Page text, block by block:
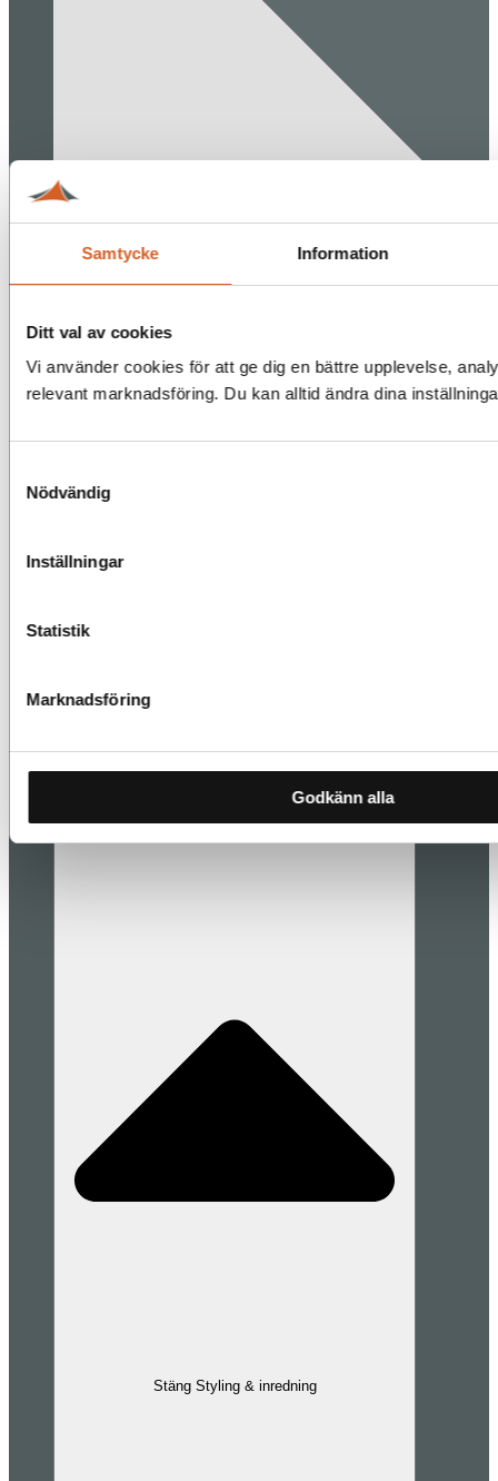
Samtycke Information
Ditt val av cookies
Vi använder cookies för att ge dig en bättre upplevelse,
relevant marknadsföring. Du kan alltid ändra dina
Nödvändig
Inställningar
Statistik
Marknadsföring
Godkänn alla
Stäng Styling & inredning